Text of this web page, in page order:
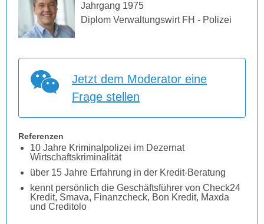
Jahrgang 1975
Diplom Verwaltungswirt FH - Polizei
Jetzt dem Moderator eine
Frage stellen
Referenzen
10 Jahre Kriminalpolizei im Dezernat
Wirtschaftskriminalität
über 15 Jahre Erfahrung in der Kredit-Beratung
kennt persönlich die Geschäftsführer von Check24
Kredit, Smava, Finanzcheck, Bon Kredit, Maxda
und Creditolo